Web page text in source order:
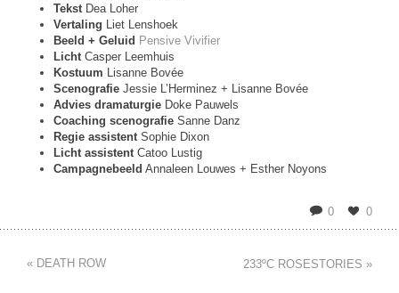
Tekst Dea Loher
Vertaling Liet Lenshoek
Beeld + Geluid Pensive Vivifier
Licht Casper Leemhuis
Kostuum Lisanne Bovée
Scenografie Jessie L’Herminez + Lisanne Bovée
Advies dramaturgie Doke Pauwels
Coaching scenografie Sanne Danz
Regie assistent Sophie Dixon
Licht assistent Catoo Lustig
Campagnebeeld Annaleen Louwes + Esther Noyons
0 0
« DEATH ROW 233ºC ROSESTORIES »